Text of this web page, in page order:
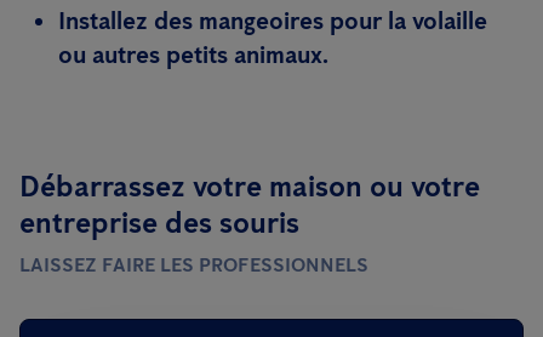
Installez des mangeoires pour la volaille
ou autres petits animaux.
Débarrassez votre maison ou votre
entreprise des souris
LAISSEZ FAIRE LES PROFESSIONNELS